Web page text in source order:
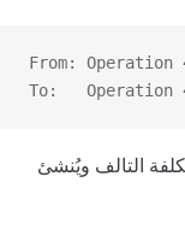
From:
To:   Operation
التالف ويُنشئ